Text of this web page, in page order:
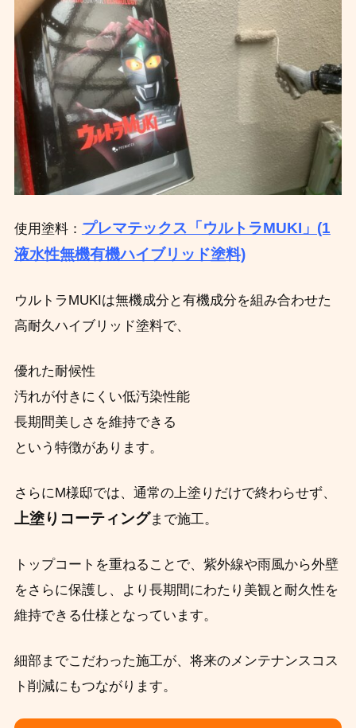
使用塗料： プレマテックス「ウルトラMUKI」(1
液水性無機有機ハイブリッド塗料)
ウルトラMUKIは無機成分と有機成分を組み合わせた
高耐久ハイブリッド塗料で、
優れた耐候性
汚れが付きにくい低汚染性能
長期間美しさを維持できる
という特徴があります。
さらにM様邸では、通常の上塗りだけで終わらせず、
上塗りコーティングまで施工。
トップコートを重ねることで、紫外線や雨風から外壁
をさらに保護し、より長期間にわたり美観と耐久性を
維持できる仕様となっています。
細部までこだわった施工が、将来のメンテナンスコス
ト削減にもつながります。